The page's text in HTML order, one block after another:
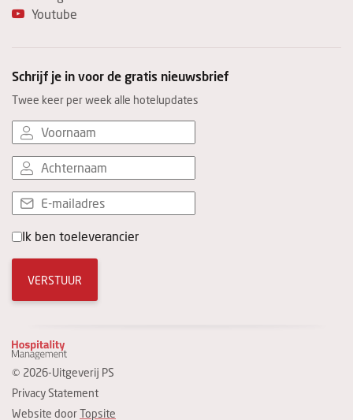
Youtube
Schrijf je in voor de gratis nieuwsbrief
Twee keer per week alle hotelupdates
Ik ben toeleverancier
VERSTUUR
© 2026-Uitgeverij PS
Privacy Statement
Website doorTopsite